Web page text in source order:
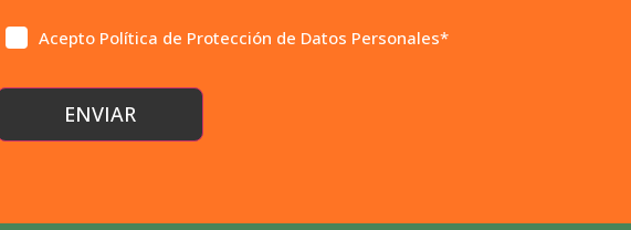
Acepto Política de Protección de Datos Personales*